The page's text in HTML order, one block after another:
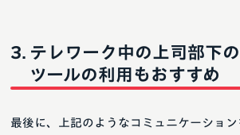
テレワーク中の上司部下
ツールの利用もおすすめ
最後に、上記のようなコミュニケーショ